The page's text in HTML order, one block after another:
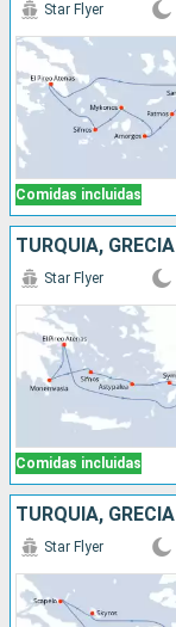
Comidas incluidas
Star Flyer
TURQUÍA, GRECIA
Comidas incluidas
Star Flyer
TURQUÍA, GRECIA
Star Flyer